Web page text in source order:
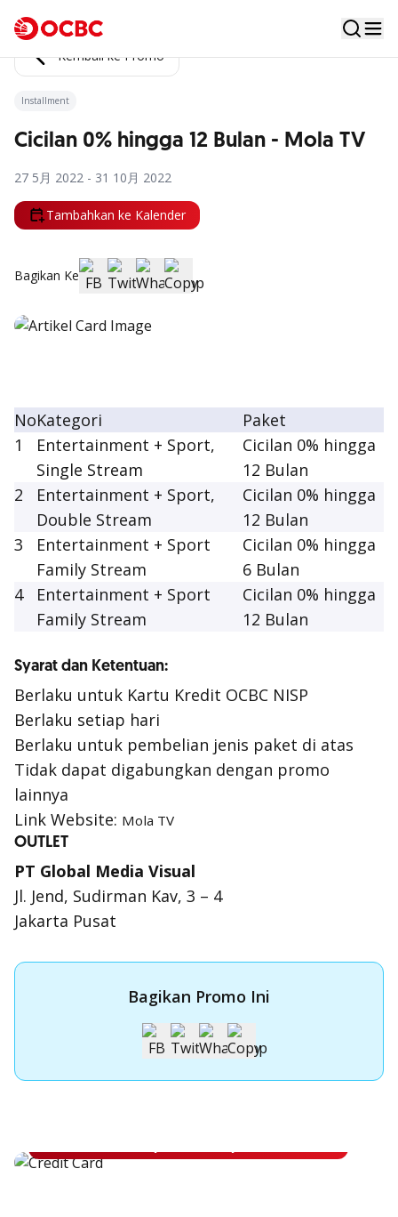
Kembali ke Promo
Installment
Cicilan 0% hingga 12 Bulan - Mola TV
27 5月 2022 - 31 10月 2022
Tambahkan ke Kalender
Bagikan Ke
NoKategori
Paket
1
Entertainment + Sport,
Single Stream
Cicilan 0% hingga
12 Bulan
2
Entertainment + Sport,
Double Stream
Cicilan 0% hingga
12 Bulan
3
Entertainment + Sport
Family Stream
Cicilan 0% hingga
6 Bulan
4
Entertainment + Sport
Family Stream
Cicilan 0% hingga
12 Bulan
Syarat dan Ketentuan:
Berlaku untuk Kartu Kredit OCBC NISP
Berlaku setiap hari
Berlaku untuk pembelian jenis paket di atas
Tidak dapat digabungkan dengan promo
lainnya
Link Website: Mola TV
OUTLET
PT Global Media Visual
Jl. Jend, Sudirman Kav, 3 – 4
Jakarta Pusat
Bagikan Promo Ini
Apply Kartu Kredit OCBC NISP